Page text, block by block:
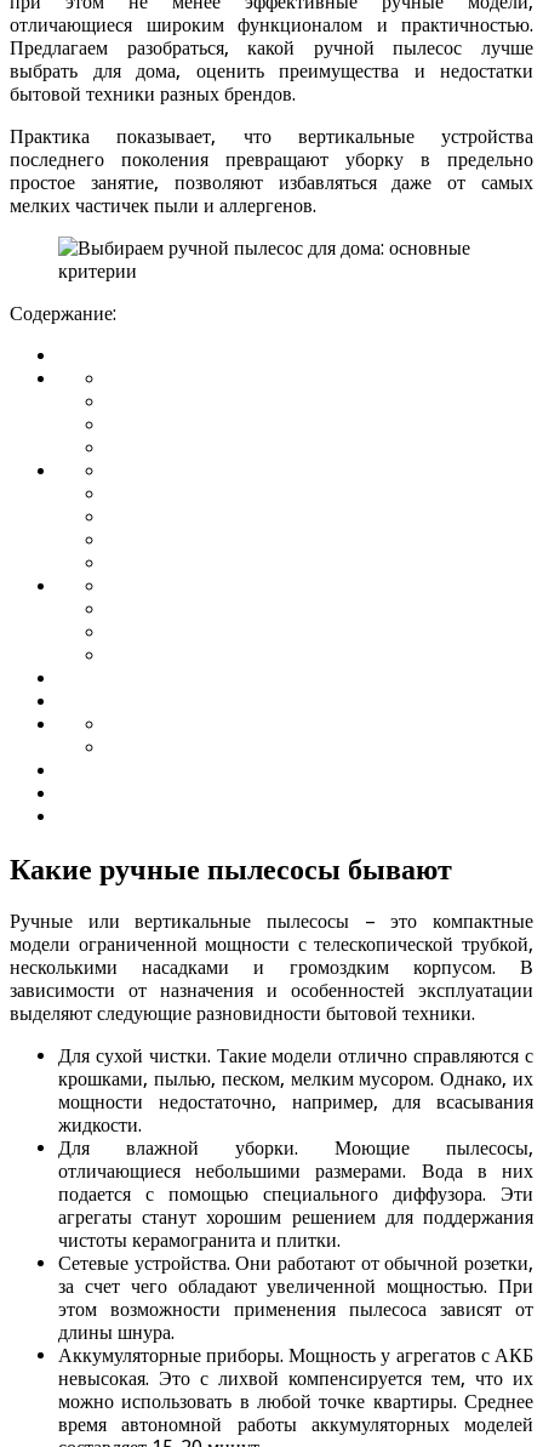
отличающиеся широким функционалом и практичностью.
Предлагаем разобраться, какой ручной пылесос лучше
выбрать для дома, оценить преимущества и недостатки
бытовой техники разных брендов.
Практика показывает, что вертикальные устройства
последнего поколения превращают уборку в предельно
простое занятие, позволяют избавляться даже от самых
мелких частичек пыли и аллергенов.
Содержание:
Какие ручные пылесосы бывают
Ручные или вертикальные пылесосы – это компактные
модели ограниченной мощности с телескопической трубкой,
несколькими насадками и громоздким корпусом. В
зависимости от назначения и особенностей эксплуатации
выделяют следующие разновидности бытовой техники.
Для сухой чистки. Такие модели отлично справляются с
крошками, пылью, песком, мелким мусором. Однако, их
мощности недостаточно, например, для всасывания
жидкости.
Для влажной уборки. Моющие пылесосы,
отличающиеся небольшими размерами. Вода в них
подается с помощью специального диффузора. Эти
агрегаты станут хорошим решением для поддержания
чистоты керамогранита и плитки.
Сетевые устройства. Они работают от обычной розетки,
за счет чего обладают увеличенной мощностью. При
этом возможности применения пылесоса зависят от
длины шнура.
Аккумуляторные приборы. Мощность у агрегатов с АКБ
невысокая. Это с лихвой компенсируется тем, что их
можно использовать в любой точке квартиры. Среднее
время автономной работы аккумуляторных моделей